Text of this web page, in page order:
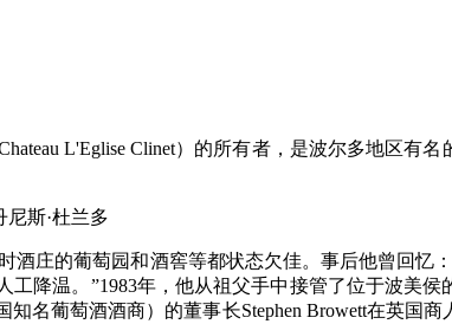
L'Eglise Clinet）的所有者，是波尔多地区有
庄的葡萄园和酒窖等都状态欠佳。事后他曾回忆
降温。”1983年，他从祖父手中接管了位于波美侯
名葡萄酒酒商）的董事长Stephen Browett在英国